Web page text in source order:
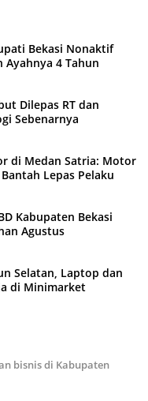
Bekasi Nonaktif
4 Tahun
Dilepas RT dan
Sebenarnya
di Medan Satria: Motor
Lepas Pelaku
Kabupaten Bekasi
Agustus
Selatan, Laptop dan
di Minimarket
bisnis di Kabupaten